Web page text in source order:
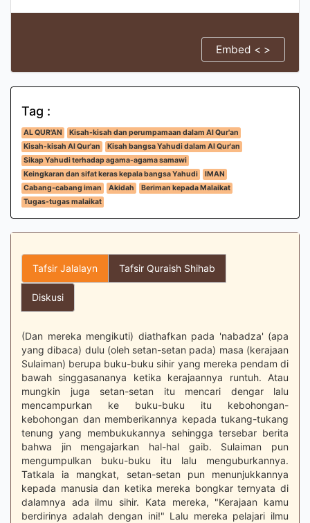
Embed < >
Tag :
AL QUR'AN
Kisah-kisah dan perumpamaan dalam Al Qur'an
Kisah-kisah Al Qur'an
Kisah bangsa Yahudi dalam Al Qur'an
Sikap Yahudi terhadap agama-agama samawi
Keingkaran dan sifat keras kepala bangsa Yahudi
IMAN
Cabang-cabang iman
Akidah
Beriman kepada Malaikat
Tugas-tugas malaikat
Tafsir Jalalayn Tafsir Quraish Shihab
Diskusi
(Dan mereka mengikuti) diathafkan pada 'nabadza' (apa
yang dibaca) dulu (oleh setan-setan pada) masa (kerajaan
Sulaiman) berupa buku-buku sihir yang mereka pendam di
bawah singgasananya ketika kerajaannya runtuh. Atau
mungkin juga setan-setan itu mencari dengar lalu
mencampurkan ke buku-buku itu kebohongan-
kebohongan dan memberikannya kepada tukang-tukang
tenung yang membukukannya sehingga tersebar berita
bahwa jin mengajarkan hal-hal gaib. Sulaiman pun
mengumpulkan buku-buku itu lalu menguburkannya.
Tatkala ia mangkat, setan-setan pun menunjukkannya
kepada manusia dan ketika mereka bongkar ternyata di
dalamnya ada ilmu sihir. Kata mereka, "Kerajaan kamu
berdirinya adalah dengan ini!" Lalu mereka pelajari ilmu